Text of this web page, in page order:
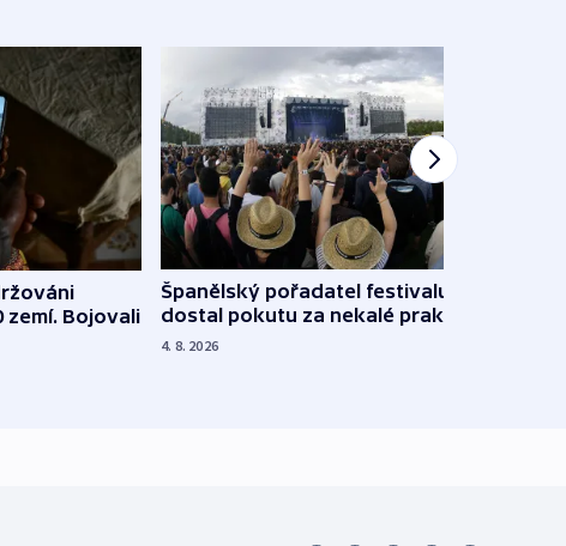
zemí. Bojovali
Španělský pořadatel festivalu
dostal pokutu za nekalé praktiky
4. 8. 2026